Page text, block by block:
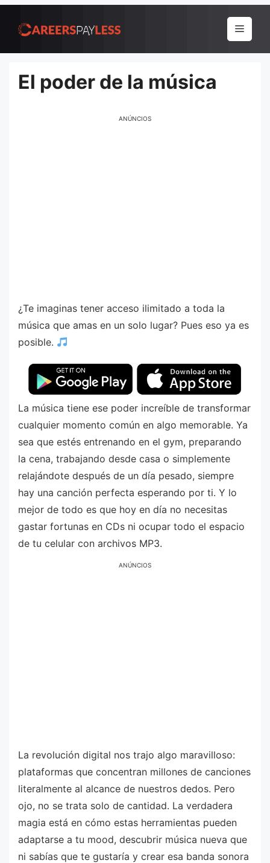
para
conteúdo
Menu
El poder de la música
ANÚNCIOS
¿Te imaginas tener acceso ilimitado a toda la
música que amas en un solo lugar? Pues eso ya es
posible.
La música tiene ese poder increíble de transformar
cualquier momento común en algo memorable. Ya
sea que estés entrenando en el gym, preparando
la cena, trabajando desde casa o simplemente
relajándote después de un día pesado, siempre
hay una canción perfecta esperando por ti. Y lo
mejor de todo es que hoy en día no necesitas
gastar fortunas en CDs ni ocupar todo el espacio
de tu celular con archivos MP3.
ANÚNCIOS
La revolución digital nos trajo algo maravilloso:
plataformas que concentran millones de canciones
literalmente al alcance de nuestros dedos. Pero
ojo, no se trata solo de cantidad. La verdadera
magia está en cómo estas herramientas pueden
adaptarse a tu mood, descubrir música nueva que
ni sabías que te gustaría y crear esa banda sonora